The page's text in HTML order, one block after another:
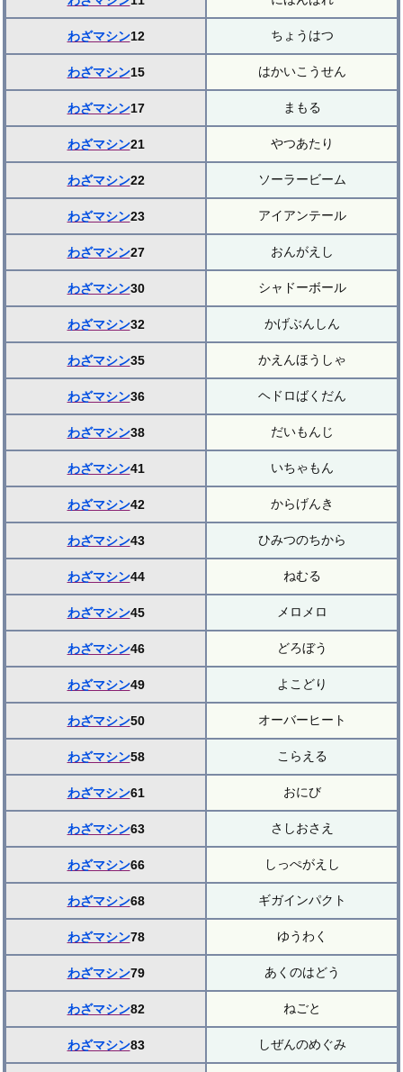
わざマシン12 ちょうはつ
わざマシン15 はかいこうせん
わざマシン17 まもる
わざマシン21 やつあたり
わざマシン22 ソーラービーム
わざマシン23 アイアンテール
わざマシン27 おんがえし
わざマシン30 シャドーボール
わざマシン32 かげぶんしん
わざマシン35 かえんほうしゃ
わざマシン36 ヘドロばくだん
わざマシン38 だいもんじ
わざマシン41 いちゃもん
わざマシン42 からげんき
わざマシン43 ひみつのちから
わざマシン44 ねむる
わざマシン45 メロメロ
わざマシン46 どろぼう
わざマシン49 よこどり
わざマシン50 オーバーヒート
わざマシン58 こらえる
わざマシン61 おにび
わざマシン63 さしおさえ
わざマシン66 しっぺがえし
わざマシン68 ギガインパクト
わざマシン78 ゆうわく
わざマシン79 あくのはどう
わざマシン82 ねごと
わざマシン83 しぜんのめぐみ